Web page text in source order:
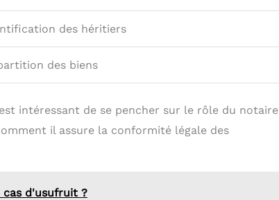
des héritiers
des biens
intéressant de se pencher sur le rôle du notaire
il assure la conformité légale des
cas d'usufruit ?